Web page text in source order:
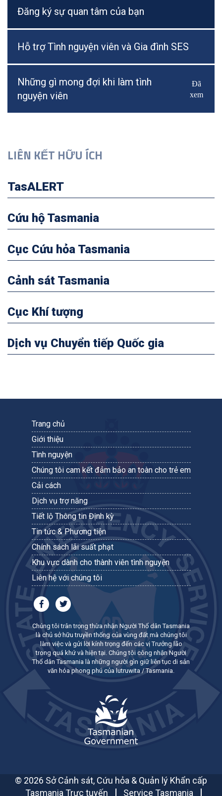
Đăng ký sự quan tâm của bạn
Hỗ trợ Tình nguyện viên và Gia đình SES
Những gì mong đợi khi làm tình
nguyện viên
Bật/Tắt
Đã
xem
LIÊN KẾT HỮU ÍCH
TasALERT
Cứu hộ Tasmania
Cục Cứu hỏa Tasmania
Cảnh sát Tasmania
Cục Khí tượng
Dịch vụ Chuyển tiếp Quốc gia
Trang chủ
Giới thiệu
Tình nguyện
Chúng tôi cam kết đảm bảo an toàn cho trẻ em
Cải cách
Dịch vụ trợ năng
Tiết lộ Thông tin Định kỳ
Tin tức & Phương tiện
Chính sách lãi suất phạt
Khu vực dành cho thành viên tình nguyện
Liên hệ với chúng tôi
Chúng tôi trân trọng thừa nhận Người Thổ dân Tasmania
là chủ sở hữu truyền thống của vùng đất mà chúng tôi
làm việc và gửi lời kính trọng đến các vị Trưởng lão
trong quá khứ và hiện tại. Chúng tôi công nhận Người
Thổ dân Tasmania là những người gìn giữ liên tục di sản
văn hóa phong phú của lutruwita / Tasmania.
© 2026 Sở Cảnh sát, Cứu hỏa & Quản lý Khẩn cấp
Tasmania Trực tuyến
Service Tasmania